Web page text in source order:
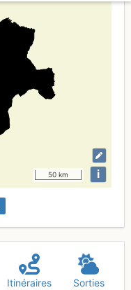
50 km i
Itinéraires Sorties